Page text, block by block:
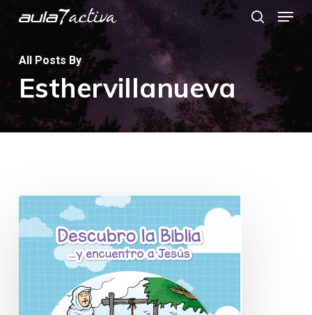
to
main
content
search
Menu
All Posts By
Esthervillanueva